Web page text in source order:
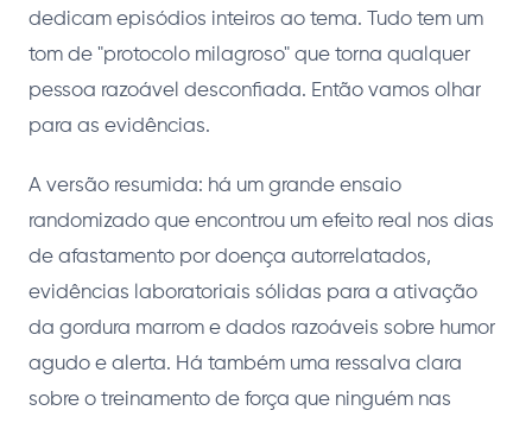
dedicam episódios inteiros ao tema. Tudo tem um
tom de "protocolo milagroso" que torna qualquer
pessoa razoável desconfiada. Então vamos olhar
para as evidências.
A versão resumida: há um grande ensaio
randomizado que encontrou um efeito real nos dias
de afastamento por doença autorrelatados,
evidências laboratoriais sólidas para a ativação
da gordura marrom e dados razoáveis sobre humor
agudo e alerta. Há também uma ressalva clara
sobre o treinamento de força que ninguém nas